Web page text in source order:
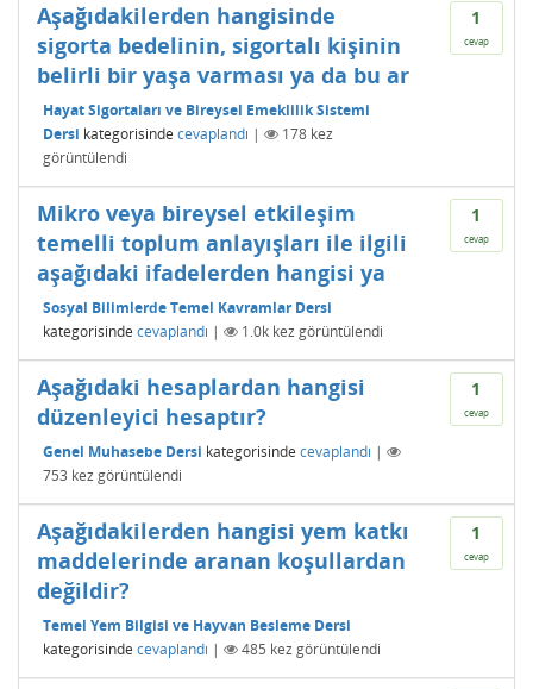
1
cevap
Aşağıdakilerden hangisinde
sigorta bedelinin, sigortalı kişinin
belirli bir yaşa varması ya da bu ar
Hayat Sigortaları ve Bireysel Emeklilik Sistemi
Dersi kategorisinde cevaplandı | 178 kez
görüntülendi
1
cevap
Mikro veya bireysel etkileşim
temelli toplum anlayışları ile ilgili
aşağıdaki ifadelerden hangisi ya
Sosyal Bilimlerde Temel Kavramlar Dersi
kategorisinde cevaplandı | 1.0k kez görüntülendi
1
cevap
Aşağıdaki hesaplardan hangisi
düzenleyici hesaptır?
Genel Muhasebe Dersi kategorisinde cevaplandı |
753 kez görüntülendi
1
cevap
Aşağıdakilerden hangisi yem katkı
maddelerinde aranan koşullardan
değildir?
Temel Yem Bilgisi ve Hayvan Besleme Dersi
kategorisinde cevaplandı | 485 kez görüntülendi